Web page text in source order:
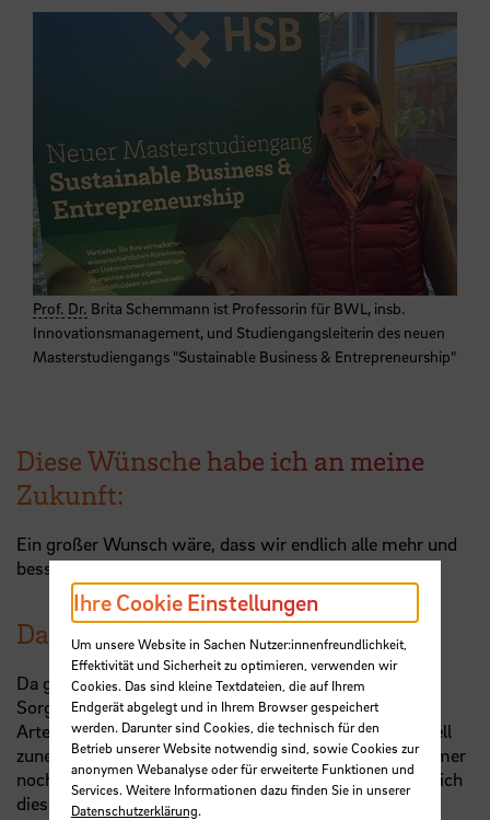
Prof. Dr. Brita Schemmann ist Professorin für BWL, insb.
Innovationsmanagement, und Studiengangsleiterin des neuen
Masterstudiengangs "Sustainable Business & Entrepreneurship"
Diese Wünsche habe ich an meine
Zukunft:
Ein großer Wunsch wäre, dass wir endlich alle mehr und
besser aus unseren Fehlern lernen...
Das macht mir Sorgen:
Da gibt es derzeit sehr viele Dinge, aber meine größte
Sorge ist der Klimawandel und der Verlust der
Artenvielfalt mit allen schon jetzt spürbaren und schnell
zunehmenden dramatischen Folgen. Und die leider immer
noch bei vielen Menschen vorhandene Ignoranz bezüglich
dieser Themen.
Ihre Cookie Einstellungen
Um unsere Website in Sachen Nutzer:innenfreundlichkeit,
Effektivität und Sicherheit zu optimieren, verwenden wir
Cookies. Das sind kleine Textdateien, die auf Ihrem
Endgerät abgelegt und in Ihrem Browser gespeichert
werden. Darunter sind Cookies, die technisch für den
Betrieb unserer Website notwendig sind, sowie Cookies zur
anonymen Webanalyse oder für erweiterte Funktionen und
Services. Weitere Informationen dazu finden Sie in unserer
Datenschutzerklärung.